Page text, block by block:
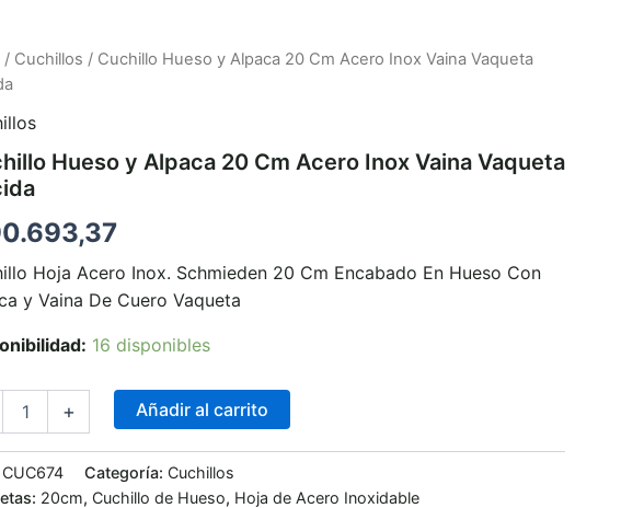
/ Cuchillos / Cuchillo Hueso y Alpaca 20 Cm Acero Inox Vaina Vaqueta
Hueso y Alpaca 20 Cm Acero Inox Vaina Vaqueta
Hoja Acero Inox. Schmieden 20 Cm Encabado En Hueso Con
y Vaina De Cuero Vaqueta
16 disponibles
+ Añadir al carrito
CUC674 Categoría: Cuchillos
20cm, Cuchillo de Hueso, Hoja de Acero Inoxidable